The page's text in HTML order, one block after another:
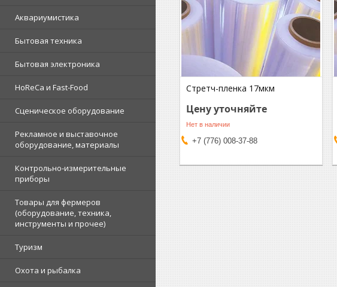
Аквариумистика
Бытовая техника
Бытовая электроника
HoReCa и Fast-Food
Сценическое оборудование
Рекламное и выставочное
оборудование, материалы
Контрольно-измерительные
приборы
Товары для фермеров
(оборудование, техника,
инструменты и прочее)
Туризм
Охота и рыбалка
Стретч-пленка 17мкм
Цену уточняйте
Нет в наличии
+7 (776) 008-37-88